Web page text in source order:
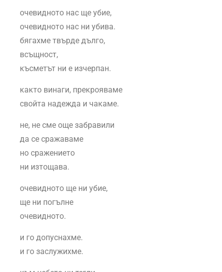
очевидното нас ще убие,
очевидното нас ни убива.
бягахме твърде дълго,
всъщност,
късметът ни е изчерпан.
както винаги, прекрояваме
свойта надежда и чакаме.
не, не сме още забравили
да се сражаваме
но сражението
ни изтощава.
очевидното ще ни убие,
ще ни погълне
очевидното.
и го допуснахме.
и го заслужихме.